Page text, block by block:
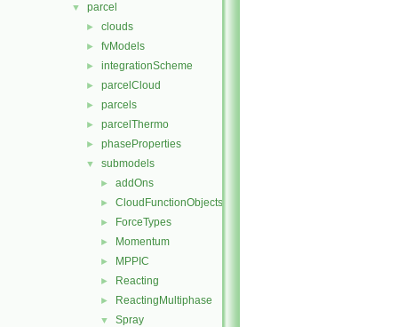
▼ parcel
► clouds
► fvModels
► integrationScheme
► parcelCloud
► parcels
► parcelThermo
► phaseProperties
▼ submodels
► addOns
► CloudFunctionObjects
► ForceTypes
► Momentum
► MPPIC
► Reacting
► ReactingMultiphase
▼ Spray